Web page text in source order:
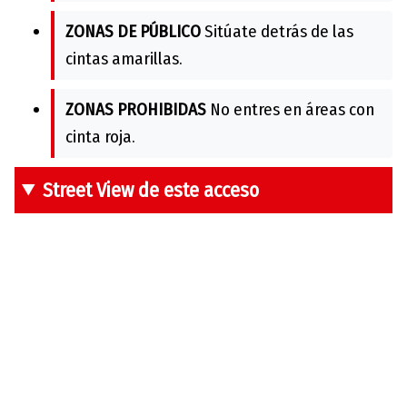
ZONAS DE PÚBLICOSitúate detrás de las
cintas amarillas.
ZONAS PROHIBIDAS No entres en áreas con
cinta roja.
Street View de este acceso